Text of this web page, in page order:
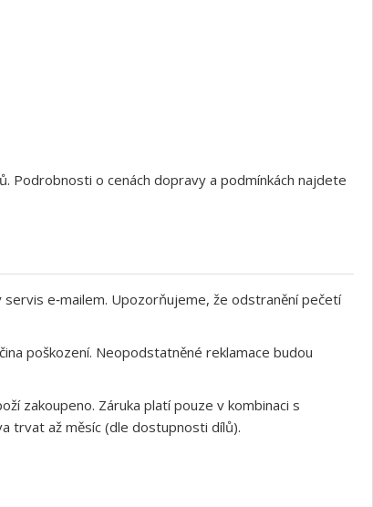
Podrobnosti o cenách dopravy a podmínkách najdete
e‑mailem. Upozorňujeme, že odstranění pečetí
poškození. Neopodstatněné reklamace budou
zakoupeno. Záruka platí pouze v kombinaci s
trvat až měsíc (dle dostupnosti dílů).